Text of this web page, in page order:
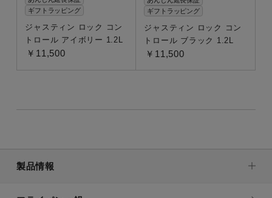
ギフトラッピング
ジャスティン ロック コン
トロール アイボリー 1.2L
￥11,500
ギフトラッピング
ジャスティン ロック コン
トロール ブラック 1.2L
￥11,500
製品情報